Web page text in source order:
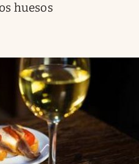
huesos